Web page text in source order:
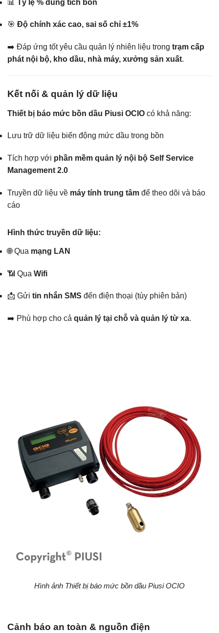
📊 Tỷ lệ % dung tích bồn
🎯 Độ chính xác cao, sai số chỉ ±1%
➡️ Đáp ứng tốt yêu cầu quản lý nhiên liệu trong trạm cấp
phát nội bộ, kho dầu, nhà máy, xưởng sản xuất.
Kết nối & quản lý dữ liệu
Thiết bị báo mức bồn dầu Piusi OCIO có khả năng:
Lưu trữ dữ liệu biến động mức dầu trong bồn
Tích hợp với phần mềm quản lý nội bộ Self Service
Management 2.0
Truyền dữ liệu về máy tính trung tâm để theo dõi và báo
cáo
Hình thức truyền dữ liệu:
🌐 Qua mạng LAN
📶 Qua Wifi
📩 Gửi tin nhắn SMS đến điện thoại (tùy phiên bản)
➡️ Phù hợp cho cả quản lý tại chỗ và quản lý từ xa.
Hình ảnh Thiết bị báo mức bồn dầu Piusi OCIO
Cảnh báo an toàn & nguồn điện